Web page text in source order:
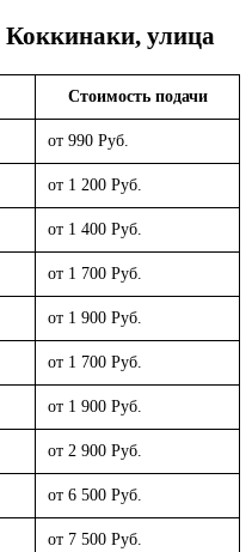
Коккинаки, улица
Стоимость подачи
от 990 Руб.
от 1 200 Руб.
от 1 400 Руб.
от 1 700 Руб.
от 1 900 Руб.
от 1 700 Руб.
от 1 900 Руб.
от 2 900 Руб.
от 6 500 Руб.
от 7 500 Руб.